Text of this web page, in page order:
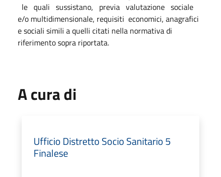
le quali sussistano, previa valutazione sociale
e/o multidimensionale, requisiti economici, anagrafici
e sociali simili a quelli citati nella normativa di
riferimento sopra riportata.
A cura di
Ufficio Distretto Socio Sanitario 5
Finalese